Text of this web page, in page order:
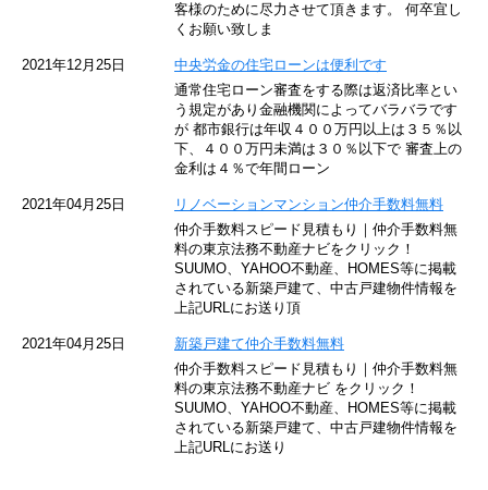
東急目黒線
西武池袋線
西武新宿線
客様のために尽力させて頂きます。 何卒宜し
くお願い致しま
2021年12月25日
中央労金の住宅ローンは便利です
通常住宅ローン審査をする際は返済比率とい
う規定があり金融機関によってバラバラです
が 都市銀行は年収４００万円以上は３５％以
下、４００万円未満は３０％以下で 審査上の
金利は４％で年間ローン
2021年04月25日
リノベーションマンション仲介手数料無料
仲介手数料スピード見積もり｜仲介手数料無
料の東京法務不動産ナビをクリック！
SUUMO、YAHOO不動産、HOMES等に掲載
されている新築戸建て、中古戸建物件情報を
上記URLにお送り頂
2021年04月25日
新築戸建て仲介手数料無料
仲介手数料スピード見積もり｜仲介手数料無
料の東京法務不動産ナビ をクリック！
SUUMO、YAHOO不動産、HOMES等に掲載
されている新築戸建て、中古戸建物件情報を
上記URLにお送り